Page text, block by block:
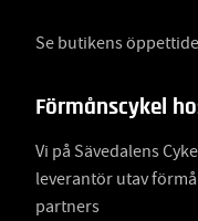
Se butikens
Förmånscykel
Vi på Sävedalens
leverantör utav
partners